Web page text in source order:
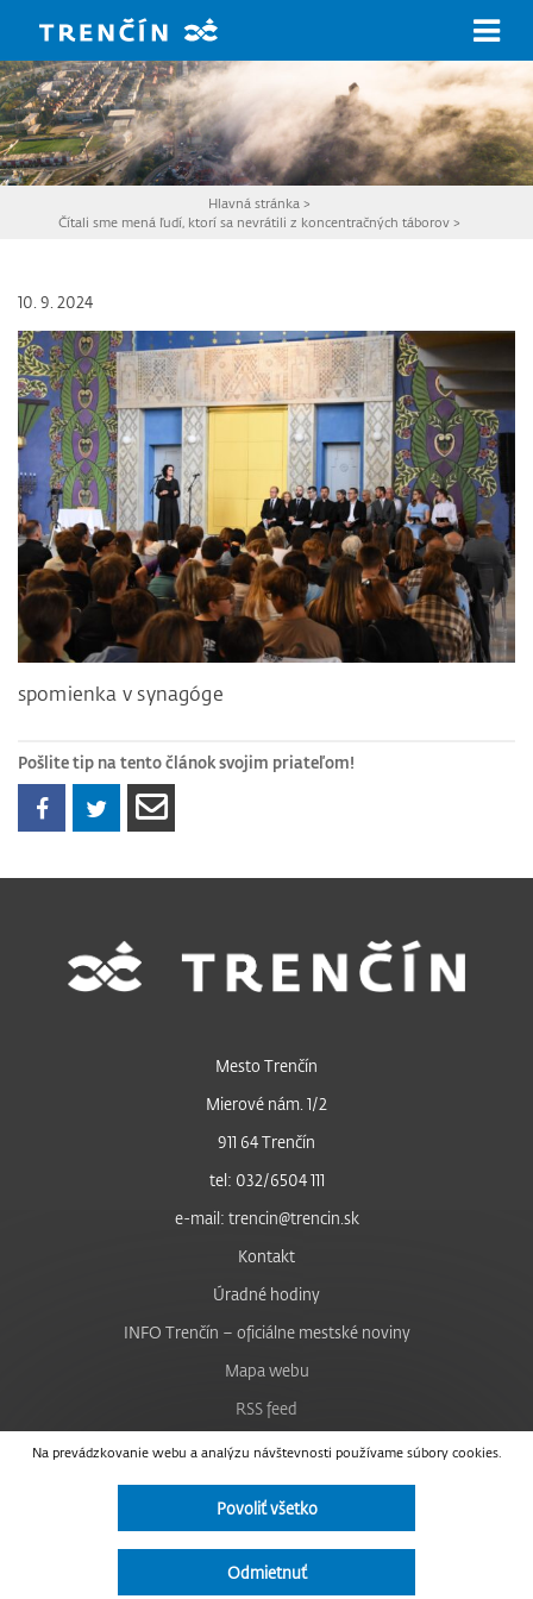
Hlavná stránka >
Čítali sme mená ľudí, ktorí sa nevrátili z koncentračných táborov >
10. 9. 2024
spomienka v synagóge
Pošlite tip na tento článok svojim priateľom!
Na prevádzkovanie webu a analýzu návštevnosti používame súbory cookies.
Povoliť všetko
Odmietnuť
Mesto Trenčín
Mierové nám. 1/2
911 64 Trenčín
tel: 032/6504 111
e-mail: trencin@trencin.sk
Kontakt
Úradné hodiny
INFO Trenčín – oficiálne mestské noviny
Mapa webu
RSS feed
Nastavenie cookies
Facebook
Instagram